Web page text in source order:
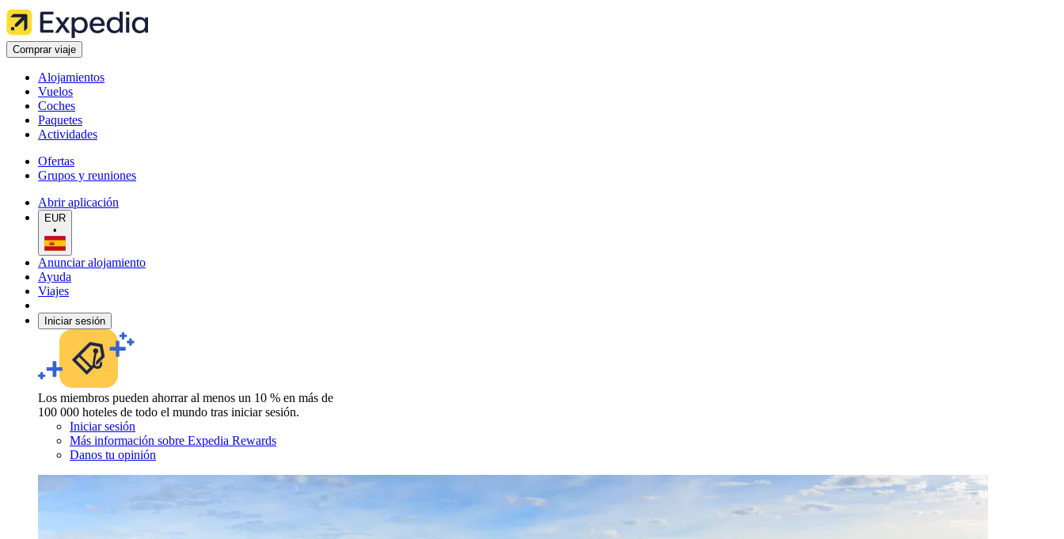
Comprar viaje
Alojamientos
Vuelos
Coches
Paquetes
Actividades
Ofertas
Grupos y reuniones
Abrir aplicación
EUR
•
Anunciar alojamiento
Ayuda
Viajes
Iniciar sesión
Los miembros pueden ahorrar al menos un 10 % en más de
100 000 hoteles de todo el mundo tras iniciar sesión.
Iniciar sesión
Más información sobre Expedia Rewards
Danos tu opinión